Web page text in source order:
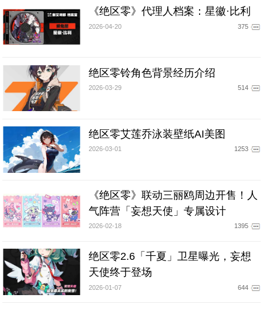
《绝区零》代理人档案：星徽·比利
2026-04-20 375
绝区零铃角色背景经历介绍
2026-03-29 514
绝区零艾莲乔泳装壁纸AI美图
2026-03-01 1253
《绝区零》联动三丽鸥周边开售！人
气阵营「妄想天使」专属设计
2026-02-18 1395
绝区零2.6「千夏」卫星曝光，妄想
天使终于登场
2026-01-07 644